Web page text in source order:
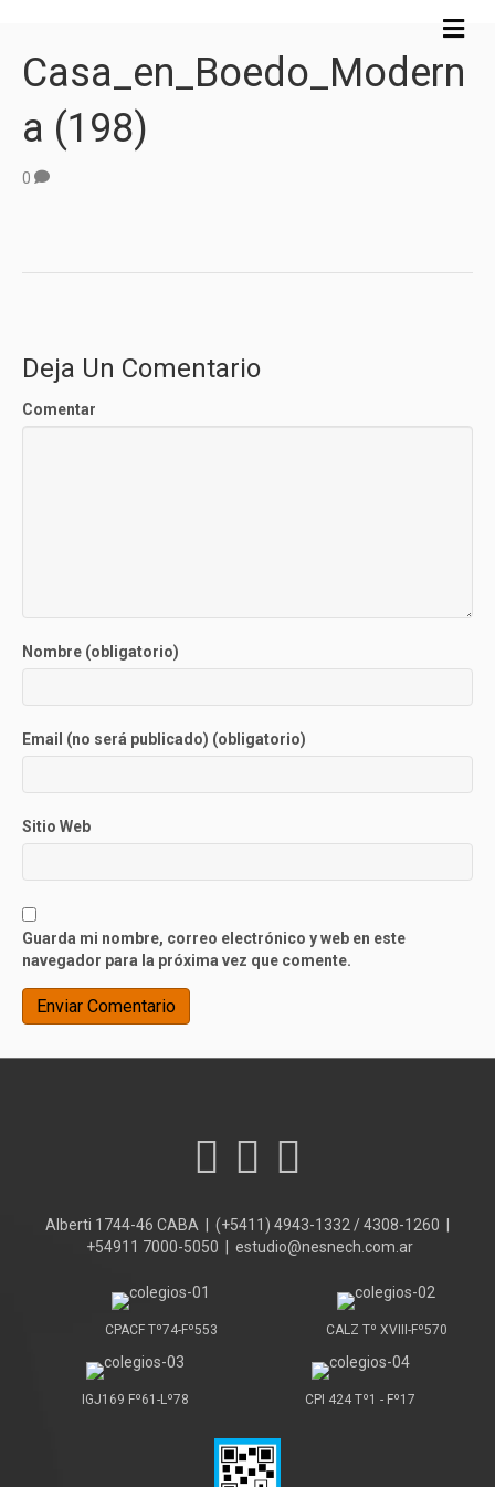
M
e
Casa_en_Boedo_Modern
A (198)
0
Deja Un Comentario
Comentar
Nombre (obligatorio)
Email (no será publicado) (obligatorio)
Sitio Web
Guarda mi nombre, correo electrónico y web en este
navegador para la próxima vez que comente.
Alberti 1744-46 CABA | (+5411) 4943-1332 / 4308-1260 |
+54911 7000-5050 | estudio@nesnech.com.ar
CPACF Tº74-Fº553 CALZ Tº XVIII-Fº570
IGJ169 Fº61-Lº78 CPI 424 Tº1 - Fº17